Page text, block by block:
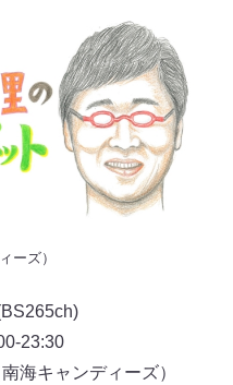
ーズ）
23:30
海キャンディーズ）